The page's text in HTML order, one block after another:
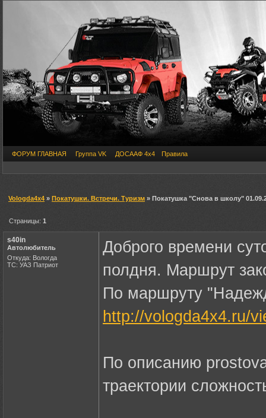
ФОРУМ ГЛАВНАЯ Группа VK ДОСААФ 4х4 Правила
Vologda4x4 » Покатушки. Встречи. Туризм » Покатушка "Снова в школу"
Страницы:1
s40in
Автолюбитель
Откуда: Вологда
ТС: УАЗ Патриот
Доброго времени
полдня. Маршрут
По маршруту
http://vologda4x4.ru/
По описанию
траектории